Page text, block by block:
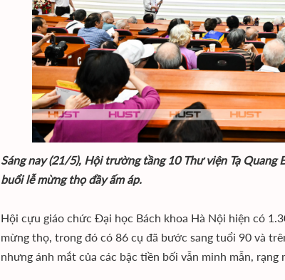
Sáng nay (21/5), Hội trường tầng 10 Thư viện Tạ
buổi lễ mừng thọ đầy ấm áp.
Hội cựu giáo chức Đại học Bách khoa Hà Nội hiện có
mừng thọ, trong đó có 86 cụ đã bước sang tuổi 90 và
nhưng ánh mắt của các bậc tiền bối vẫn minh mẫn, rạng